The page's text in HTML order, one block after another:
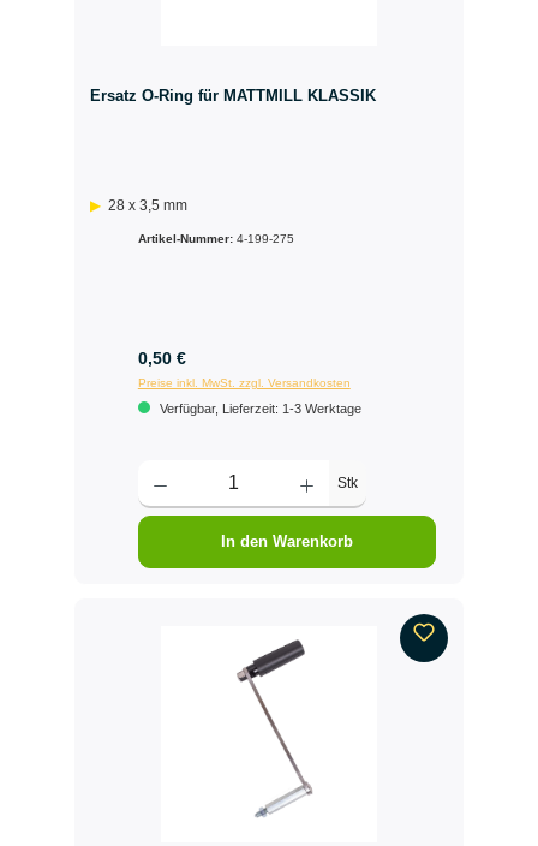
Ersatz O-Ring für MATTMILL KLASSIK
28 x 3,5 mm
Artikel-Nummer: 4-199-275
0,50 €
Preise inkl. MwSt. zzgl. Versandkosten
Verfügbar, Lieferzeit: 1-3 Werktage
Stk
In den Warenkorb